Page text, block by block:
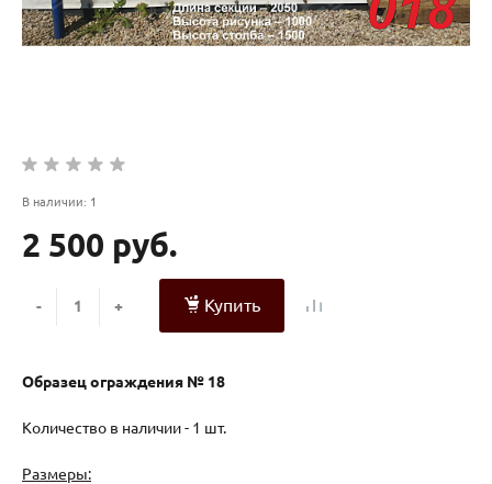
В наличии: 1
2 500 руб.
- + Купить
Образец ограждения № 18
Количество в наличии - 1 шт.
Размеры: